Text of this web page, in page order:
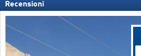
Recensioni